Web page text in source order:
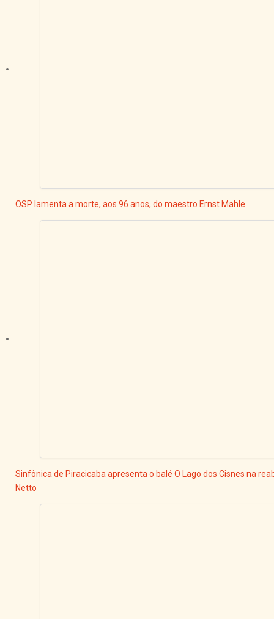
OSP lamenta a morte, aos 96 anos, do maestro Ernst Mahle
Sinfônica de Piracicaba apresenta o balé O Lago dos Cisnes na
Netto